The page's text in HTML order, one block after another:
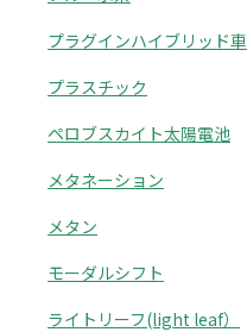
プラグインハイブリッド車
プラスチック
ペロブスカイト太陽電池
メタネーション
メタン
モーダルシフト
ライトリーフ(light leaf）